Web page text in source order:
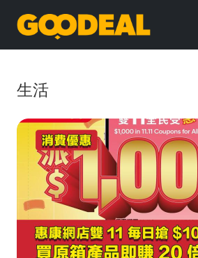
GOODEAL
早
早
鳥
生活